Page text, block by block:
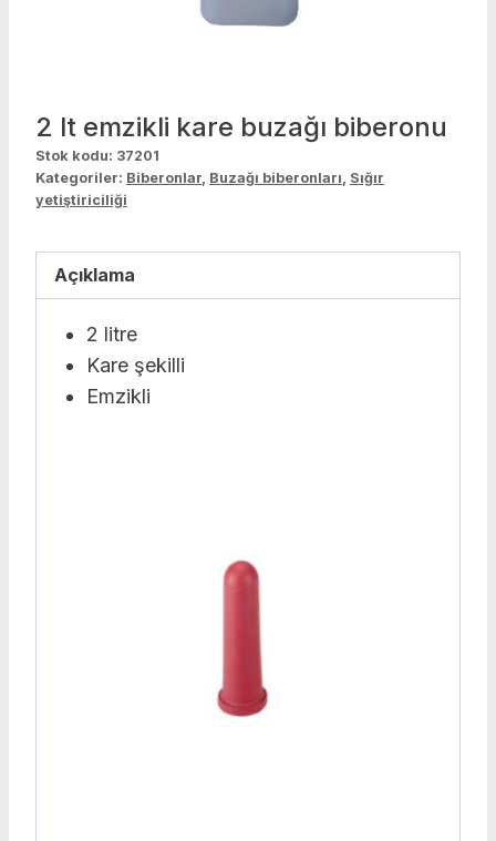
2 lt emzikli kare buzağı biberonu
Stok kodu: 37201
Kategoriler: Biberonlar, Buzağı biberonları, Sığır
yetiştiriciliği
Açıklama
2 litre
Kare şekilli
Emzikli